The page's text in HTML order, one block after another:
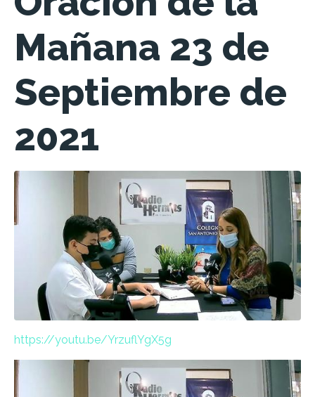
Mañana 23 de
Septiembre de
2021
https://youtu.be/YrzuflYgX5g